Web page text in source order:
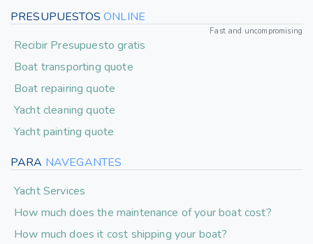
PRESUPUESTOSONLINE
Fast and uncompromising
Recibir Presupuesto gratis
Boat transporting quote
Boat repairing quote
Yacht cleaning quote
Yacht painting quote
PARA NAVEGANTES
Yacht Services
How much does the maintenance of your boat cost?
How much does it cost shipping your boat?